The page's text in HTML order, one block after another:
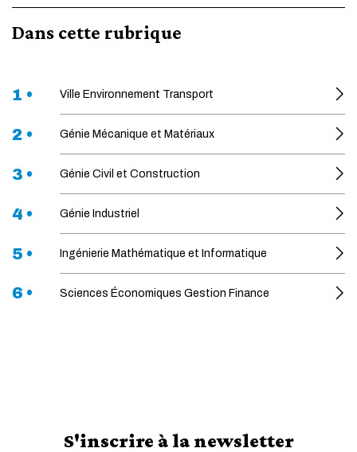
Dans cette rubrique
1 • Ville Environnement Transport
2 • Génie Mécanique et Matériaux
3 • Génie Civil et Construction
4 • Génie Industriel
5 • Ingénierie Mathématique et Informatique
6 • Sciences Économiques Gestion Finance
S'inscrire à la newsletter